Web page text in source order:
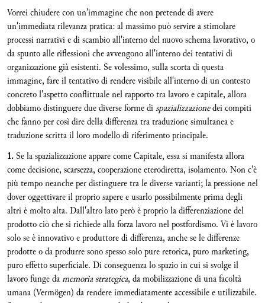
Vorrei chiudere con un'immagine che non pretende di avere
un'immediata rilevanza pratica: al massimo può servire a stimolare
processi narrativi e di scambio all'interno del nuovo schema lavorativo, o
da spunto alle riflessioni che avvengono all'interno dei tentativi di
organizzazione già esistenti. Se volessimo, sulla scorta di questa
immagine, fare il tentativo di rendere visibile all'interno di un contesto
concreto l'aspetto conflittuale nel rapporto tra lavoro e capitale, allora
dobbiamo distinguere due diverse forme dispazializzazionedei compiti
che fanno per così dire della differenza tra traduzione simultanea e
traduzione scritta il loro modello di riferimento principale.
1. Se la spazializzazione appare come Capitale, essa si manifesta allora
come decisione, scarsezza, cooperazione eterodiretta, isolamento. Non c'è
più tempo neanche per distinguere tra le diverse varianti; la pressione nel
dover oggettivare il proprio sapere e usarlo possibilmente prima degli
altri è molto alta. Dall'altro lato però è proprio la differenziazione del
prodotto ciò che si richiede alla forza lavoro nel postfordismo. Vi è lavoro
solo se è innovativo e produttore di differenza, anche se le differenze
prodotte o da produrre sono spesso solo pure retorica, puro marketing,
puro effetto superficiale. Di conseguenza lo spazio in cui si svolge il
lavoro funge damemoria strategica, da mobilizzazione di una facoltà
umana (Vermögen) da rendere immediatamente accessibile e utilizzabile.